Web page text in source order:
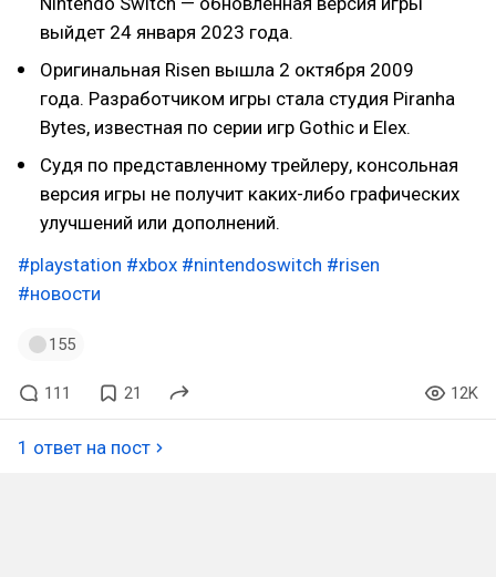
выйдет 24 января 2023 года.
Оригинальная Risen вышла 2 октября 2009
года. Разработчиком игры стала студия Piranha
Bytes, известная по серии игр Gothic и Elex.
Судя по представленному трейлеру, консольная
версия игры не получит каких-либо графических
улучшений или дополнений.
#playstation #xbox #nintendoswitch #risen
#новости
155
111 21 12K
1 ответ на пост